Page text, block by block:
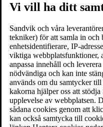
Vi vill ha ditt
Sandvik och våra
tekniker) för att samla in och
enhetsidentifierare, IP-
viktiga webbplatsfunktioner,
anpassa innehåll och
nödvändiga och kan inte
används om du samtycker
kakorna hjälper oss att
upplevelse av webbplatsen.
sådana cookies genom att
kan också samtycka till